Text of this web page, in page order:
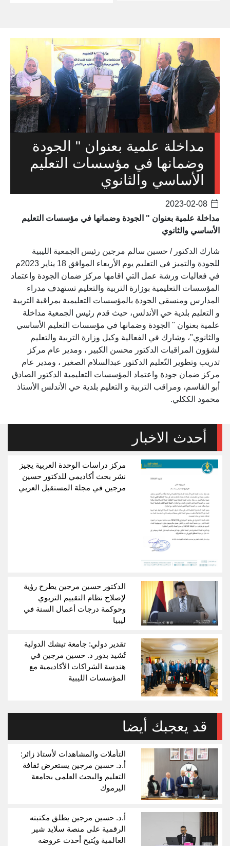
مداخلة علمية بعنوان " الجودة
وضمانها في مؤسسات التعليم
الأساسي والثانوي
مداخلة علمية بعنوان " الجودة وضمانها في مؤسسات التعليم
الأساسي والثانوي
شارك الدكتور / حسين سالم مرجين رئيس الجمعية الليبية
للجودة والتميز في التعليم يوم الأربعاء الموافق 18 يناير 2023م
في فعاليات ورشة عمل التي اقامها مركز ضمان الجودة واعتماد
المؤسسات التعليمية بوزارة التربية والتعليم تستهدف مدراء
المدارس ومنسقي الجودة بالمؤسسات التعليمية بمراقبة التربية
و التعليم بلدية حي الأندلس، حيث قدم رئيس الجمعية مداخلة
علمية بعنوان " الجودة وضمانها في مؤسسات التعليم الأساسي
والثانوي"، وشارك في الفعالية وكيل وزارة التربية والتعليم
لشؤون المراقبات الدكتور محسن الكبير ، ومدير عام مركز
تدريب وتطوير التّعليم الدكتور عبدالسلام الصغير ، ومدير عام
مركز ضمان جودة واعتماد المؤسسات التعليمية الدكتور الصادق
أبو القاسم، ومراقب التربية و التعليم بلدية حي الأندلس الأستاذ
محمود الككلي.
أحدث الاخبار
مركز دراسات الوحدة العربية يجيز
نشر بحث أكاديمي للدكتور حسين
مرجين في مجلة المستقبل العربي
الدكتور حسين مرجين يطرح رؤية
لإصلاح نظام التقييم التربوي
وحوكمة درجات أعمال السنة في
ليبيا
تقدير دولي: جامعة تيشك الدولية
تُشيد بدور د. حسين مرجين في
هندسة الشراكات الأكاديمية مع
المؤسسات الليبية
قد يعجبك أيضا
التأملات والمشاهدات لأستاذ زائر:
أ.د. حسين مرجين يستعرض ثقافة
التعليم والبحث العلمي بجامعة
اليرموك
أ.د. حسين مرجين يطلق مكتبته
الرقمية على منصة سلايد شير
العالمية ويُتيح أحدث عروضه